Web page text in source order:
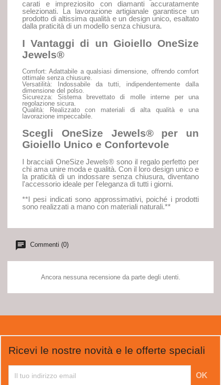
carati e impreziosito con diamanti accuratamente
selezionati. La lavorazione artigianale garantisce un
prodotto di altissima qualità e un design unico, esaltato
dalla praticità di un modello senza chiusura.
I Vantaggi di un Gioiello OneSize
Jewels®
Comfort: Adattabile a qualsiasi dimensione, offrendo comfort
ottimale senza chiusure.
Versatilità: Indossabile da tutti, indipendentemente dalla
dimensione del polso.
Sicurezza: Sistema brevettato di molle interne per una
regolazione sicura.
Qualità: Realizzato con materiali di alta qualità e una
lavorazione impeccabile.
Scegli OneSize Jewels® per un
Gioiello Unico e Confortevole
I bracciali OneSize Jewels® sono il regalo perfetto per
chi ama unire moda e qualità. Con il loro design unico e
la praticità di un indossare senza chiusura, diventano
l'accessorio ideale per l'eleganza di tutti i giorni.
**I pesi indicati sono approssimativi, poiché i prodotti
sono realizzati a mano con materiali naturali.**
Commenti (0)
Ancora nessuna recensione da parte degli utenti.
Ricevi le nostre novità e le offerte speciali